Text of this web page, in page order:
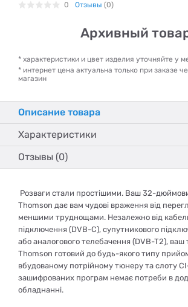
0 Отзывы (0)
Архивный
* характеристики и цвет изделия уточняйте у
* интернет цена актуальна только при заказе
магазин
Описание товара
Характеристики
Отзывы (0)
Розваги стали простішими. Ваш 32-
Thomson дає вам чудові враження від
меншими труднощами. Незалежно від
підключення (DVB-C), супутникового
або аналогового телебачення (DVB-T2), ваш
Thomson готовий до будь-якого типу
вбудованому потрійному тюнеру та слоту
зашифрованих програм немає потреби в
обладнанні.